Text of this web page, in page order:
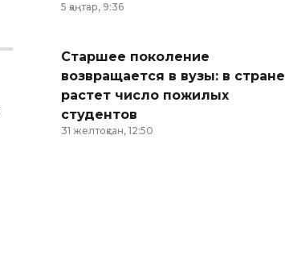
5 қаңтар, 9:36
Старшее поколение
возвращается в вузы: в стране
растет число пожилых
студентов
31 желтоқсан, 12:50